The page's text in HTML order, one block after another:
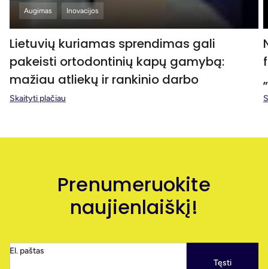
Augimas Inovacijos
Lietuvių kuriamas sprendimas gali
pakeisti ortodontinių kapų gamybą:
mažiau atliekų ir rankinio darbo
Skaityti plačiau
Prenumeruokite
naujienlaiškį!
El. paštas
Tęsti